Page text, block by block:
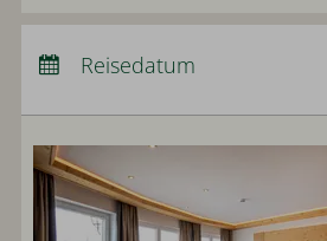
Abreise:keine Auswahl
Reisedatum